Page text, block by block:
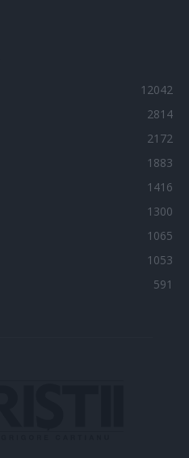
12042
2814
2172
1883
1416
1300
1065
1053
591